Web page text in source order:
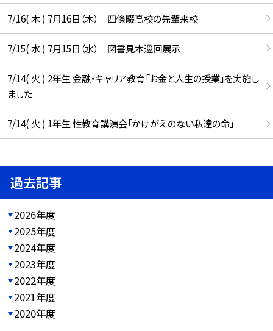
7/16( 木 ) 7月16日（木） 四條畷高校の先輩来校
7/15( 水 ) 7月15日（水） 図書見本巡回展示
7/14( 火 ) 2年生 金融・キャリア教育「お金と人生の授業」を実施し
ました
7/14( 火 ) 1年生 性教育講演会「かけがえのない私達の命」
過去記事
2026年度
2025年度
2024年度
2023年度
2022年度
2021年度
2020年度